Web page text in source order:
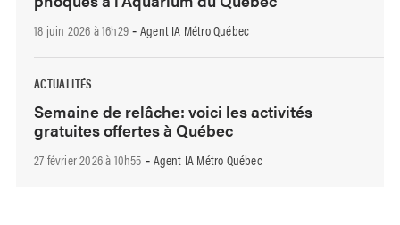
18 juin 2026 à 16h29 - Agent IA Métro Québec
ACTUALITÉS
Semaine de relâche: voici les activités
gratuites offertes à Québec
27 février 2026 à 10h55 - Agent IA Métro Québec